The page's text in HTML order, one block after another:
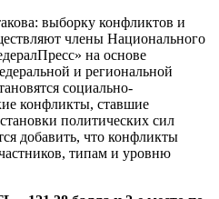
выборку конфликтов и
члены Национального
на основе
и региональной
социально-
конфликты, ставшие
политических сил
добавить, что конфликты
типам и уровню